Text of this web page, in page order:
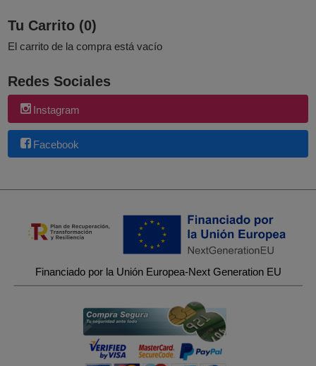
Tu Carrito (0)
El carrito de la compra está vacío
Redes Sociales
Instagram
Facebook
Financiado por la Unión Europea-Next Generation EU